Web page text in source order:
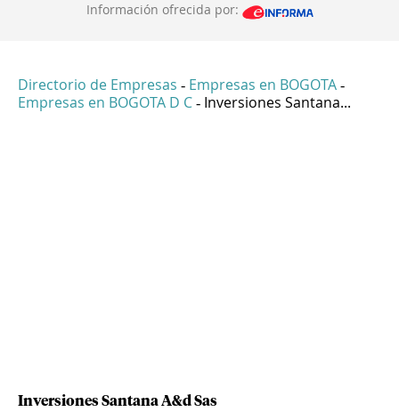
Información ofrecida por:
Directorio de Empresas - Empresas en BOGOTA -
Empresas en BOGOTA D C - Inversiones Santana...
Inversiones Santana A&d Sas